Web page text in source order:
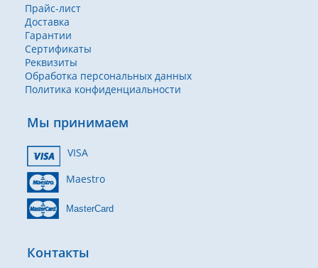
Прайс-лист
Доставка
Гарантии
Сертификаты
Реквизиты
Обработка персональных данных
Политика конфиденциальности
Мы принимаем
VISA
Maestro
MasterCard
Контакты